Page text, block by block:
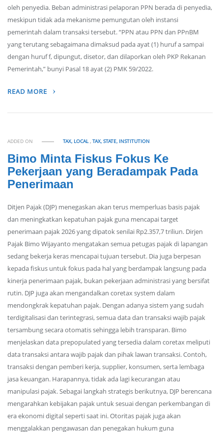
oleh penyedia. Beban administrasi pelaporan PPN berada di penyedia,
meskipun tidak ada mekanisme pemungutan oleh instansi
pemerintah dalam transaksi tersebut. “PPN atau PPN dan PPnBM
yang terutang sebagaimana dimaksud pada ayat (1) huruf a sampai
dengan huruf f, dipungut, disetor, dan dilaporkan oleh PKP Rekanan
Pemerintah,” bunyi Pasal 18 ayat (2) PMK 59/2022.
READ MORE
ADDED ON TAX, LOCAL,TAX, STATE, INSTITUTION
Bimo Minta Fiskus Fokus Ke
Pekerjaan yang Beradampak Pada
Penerimaan
Ditjen Pajak (DJP) menegaskan akan terus memperluas basis pajak
dan meningkatkan kepatuhan pajak guna mencapai target
penerimaan pajak 2026 yang dipatok senilai Rp2.357,7 triliun. Dirjen
Pajak Bimo Wijayanto mengatakan semua petugas pajak di lapangan
sedang bekerja keras mencapai tujuan tersebut. Dia juga berpesan
kepada fiskus untuk fokus pada hal yang berdampak langsung pada
kinerja penerimaan pajak, bukan pekerjaan administrasi yang bersifat
rutin. DJP juga akan mengandalkan coretax system dalam
mendongkrak kepatuhan pajak. Dengan adanya sistem yang sudah
terdigitalisasi dan terintegrasi, semua data dan transaksi wajib pajak
tersambung secara otomatis sehingga lebih transparan. Bimo
menjelaskan data prepopulated yang tersedia dalam coretax meliputi
data transaksi antara wajib pajak dan pihak lawan transaksi. Contoh,
transaksi dengan pemberi kerja, supplier, konsumen, serta lembaga
jasa keuangan. Harapannya, tidak ada lagi kecurangan atau
manipulasi pajak. Sebagai langkah strategis berikutnya, DJP berencana
mengarahkan kebijakan pajak untuk sesuai dengan perkembangan di
era ekonomi digital seperti saat ini. Otoritas pajak juga akan
menggalakkan pengawasan dan penegakan hukum guna